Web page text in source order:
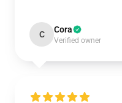
C Cora
Verified owner